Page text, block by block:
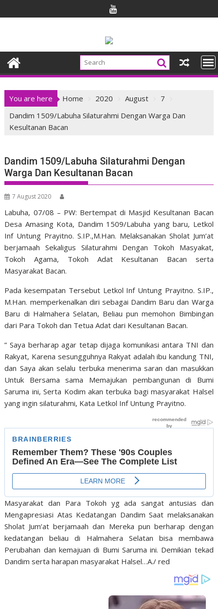
to
You are here Home 2020 August
7
Dandim 1509/Labuha Silaturahmi Dengan Warga Dan
Kesultanan Bacan
Dandim 1509/Labuha Silaturahmi Dengan
Warga Dan Kesultanan Bacan
7 August 2020
Labuha, 07/08 – PW: Bertempat di Masjid Kesultanan Bacan
Desa Amasing Kota, Dandim 1509/Labuha yang baru, Letkol
Inf Untung Prayitno. S.IP.,M.Han. Melaksanakan Sholat Jum’at
berjamaah Sekaligus Silaturahmi Dengan Tokoh Masyakat,
Tokoh Agama, Tokoh Adat Kesultanan Bacan serta
Masyarakat Bacan.
Pada kesempatan Tersebut Letkol Inf Untung Prayitno. S.IP.,
M.Han. memperkenalkan diri sebagai Dandim Baru dan Warga
Baru di Halmahera Selatan, Beliau pun memohon Bimbingan
dari Para Tokoh dan Tetua Adat dari Kesultanan Bacan.
” Saya berharap agar tetap dijaga komunikasi antara TNI dan
Rakyat, Karena sesungguhnya Rakyat adalah ibu kandung TNI,
dan Saya akan selalu terbuka menerima saran dan masukkan
Untuk Bersama sama Memajukan pembangunan di Bumi
Saruma ini, Serta Kodim akan terbuka bagi masyarakat Halsel
yang ingin silaturahmi, Kata Letkol Inf Untung Prayitno.
Masyarakat dan Para Tokoh yg ada sangat antusias dan
Mengapresiasi Atas Kedatangan Dandim Saat melaksanakan
Sholat Jum’at berjamaah dan Mereka pun berharap dengan
kedatangan beliau di Halmahera Selatan bisa membawa
Perubahan dan kemajuan di Bumi Saruma ini. Demikian tekad
Dandim serta harapan masyarakat Halsel…A./ red